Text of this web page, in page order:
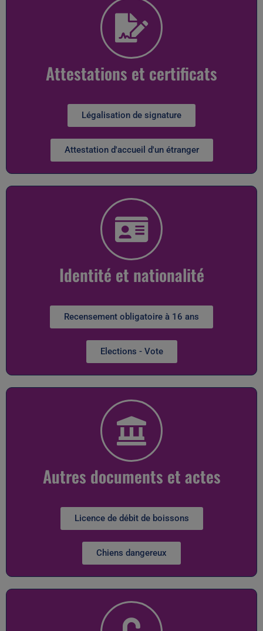
Attestations et certificats
Légalisation de signature
Attestation d'accueil d'un étranger
Identité et nationalité
Recensement obligatoire à 16 ans
Elections - Vote
Autres documents et actes
Licence de débit de boissons
Chiens dangereux